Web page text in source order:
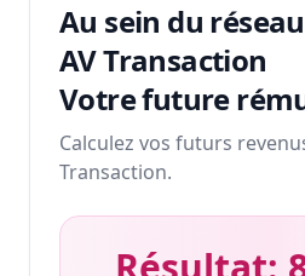
Au sein du
AV Transaction
Votre future
Calculez vos futurs
Transaction.